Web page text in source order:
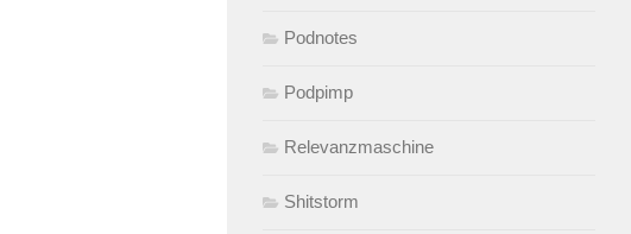
Podnotes
Podpimp
Relevanzmaschine
Shitstorm